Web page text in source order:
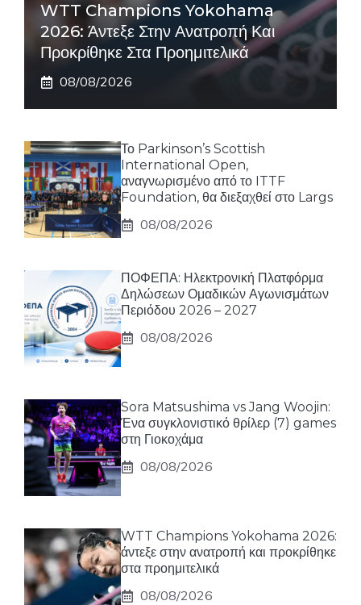
WTT Champions Yokohama
2026: Άντεξε Στην Ανατροπή Και
Προκρίθηκε Στα Προημιτελικά
08/08/2026
Το Parkinson’s Scottish
International Open,
αναγνωρισμένο από το ITTF
Foundation, θα διεξαχθεί στο Largs
08/08/2026
ΠΟΦΕΠΑ: Ηλεκτρονική Πλατφόρμα
Δηλώσεων Ομαδικών Αγωνισμάτων
Περιόδου 2026 – 2027
08/08/2026
Sora Matsushima vs Jang Woojin:
Ένα συγκλονιστικό θρίλερ (7) games
στη Γιοκοχάμα
08/08/2026
WTT Champions Yokohama 2026:
άντεξε στην ανατροπή και προκρίθηκε
στα προημιτελικά
08/08/2026